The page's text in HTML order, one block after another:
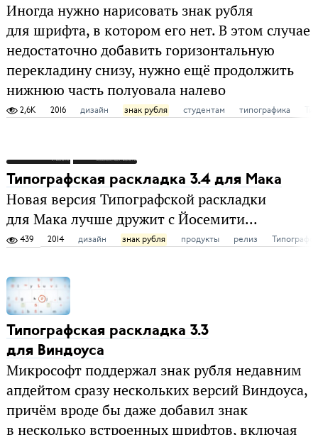
Иногда нужно нарисовать знак рубля
для шрифта, в котором его нет. В этом случае
недостаточно добавить горизонтальную
перекладину снизу, нужно ещё продолжить
нижнюю часть полуовала налево
2,6K 2016 дизайн знак рубля студентам типографика
Типографская раскладка 3.4 для Мака
Новая версия Типографской раскладки
для Мака лучше дружит с Йосемити...
439 2014 дизайн знак рубля продукты релиз
Типографская раскладка 3.3
для Виндоуса
Микрософт поддержал знак рубля недавним
апдейтом сразу нескольких версий Виндоуса,
причём вроде бы даже добавил знак
в несколько встроенных шрифтов, включая